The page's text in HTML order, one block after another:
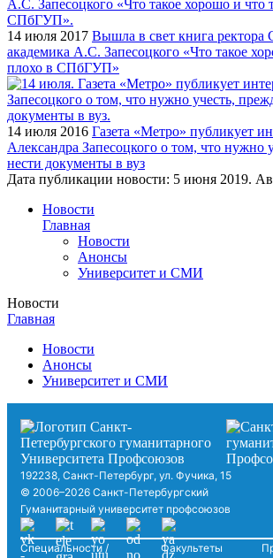
14 июля 2017 Вышла в свет книга
академика А.С. Запесоцкого «Что такое
плохо в СПбГУП»
14 июля 2016 Газета «Метро» публикует
Александра Запесоцкого о том, что нужно
нести документы в вуз
Дата публикации новости: 5 июня 2019.
Новости
Главная
Новости
Анонсы
Университет и СМИ
Новости
Главная
Новости
Анонсы
Университет и СМИ
192238, Санкт-Петербург, ул. Фучика, 15
© 2006–2026 Санкт-Петербургский
Гуманитарный университет профсоюзов
Специальности /
Факультеты